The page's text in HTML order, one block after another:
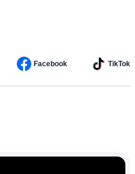
Facebook TikTok